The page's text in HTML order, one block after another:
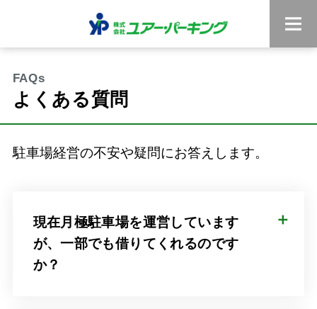
よくある質問
駐車場経営の不安や疑問にお答えします。
現在月極駐車場を運営しています
が、一部でも借りてくれるのです
か？